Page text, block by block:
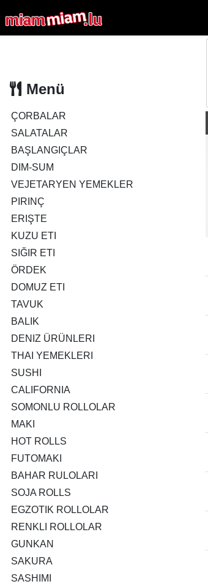
Menü
ÇORBALAR
SALATALAR
BAŞLANGIÇLAR
DIM-SUM
VEJETARYEN YEMEKLER
PIRINÇ
ERIŞTE
KUZU ETI
SIĞIR ETI
ÖRDEK
DOMUZ ETI
TAVUK
BALIK
DENIZ ÜRÜNLERI
THAI YEMEKLERI
SUSHI
CALIFORNIA
SOMONLU ROLLOLAR
MAKI
HOT ROLLS
FUTOMAKI
BAHAR RULOLARI
SOJA ROLLS
EGZOTIK ROLLOLAR
RENKLI ROLLOLAR
GUNKAN
SAKURA
SASHIMI